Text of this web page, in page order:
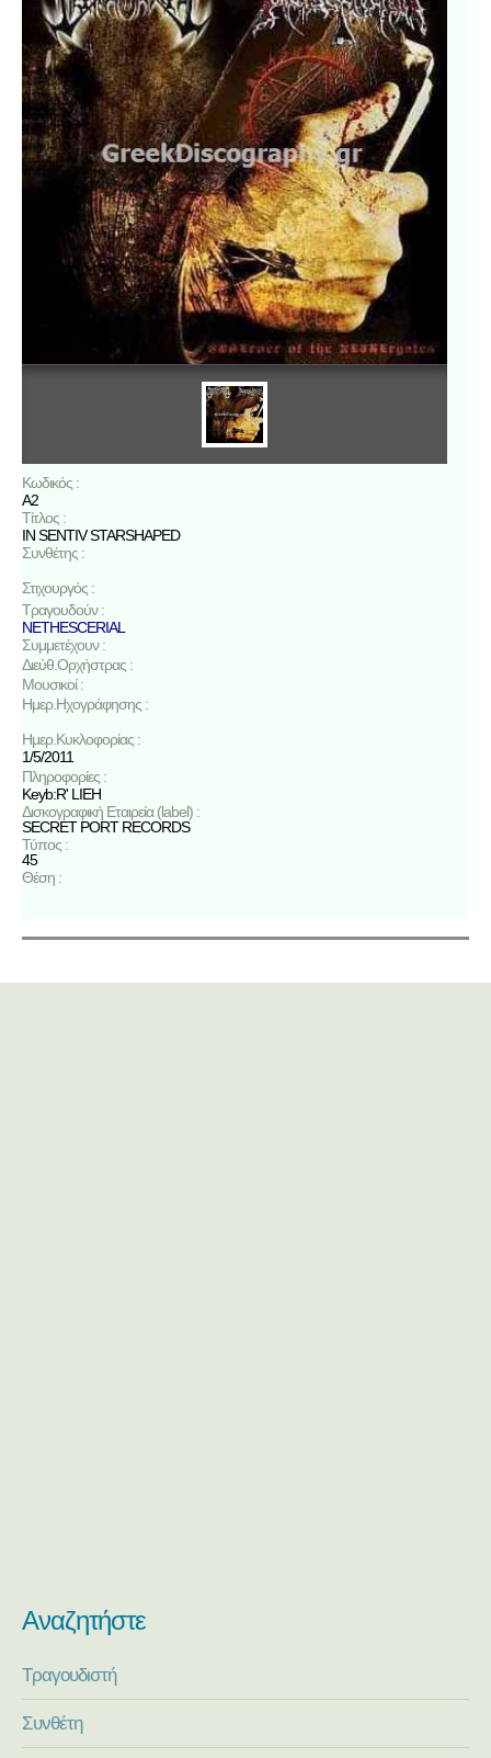
Κωδικός :
A2
Τίτλος :
IN SENTIV STARSHAPED
Συνθέτης :
Στιχουργός :
Τραγουδούν :
NETHESCERIAL
Συμμετέχουν :
Διεύθ.Ορχήστρας :
Μουσικοί :
Ημερ.Ηχογράφησης :
Ημερ.Κυκλοφορίας :
1/5/2011
Πληροφορίες :
Keyb:R' LIEH
Δισκογραφική Εταιρεία (label) :
SECRET PORT RECORDS
Τύπος :
45
Θέση :
Αναζητήστε
Τραγουδιστή
Συνθέτη